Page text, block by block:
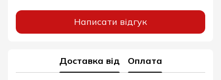
Написати відгук
Доставка від Оплата